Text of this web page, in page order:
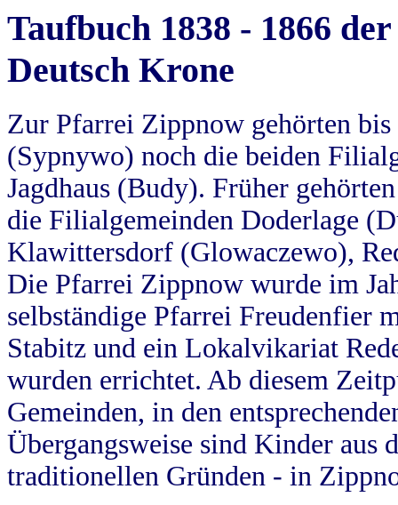
Taufbuch 1838 - 1866
Deutsch Krone
Zur Pfarrei Zippnow gehörten
(Sypnywo) noch die beiden
Jagdhaus (Budy). Früher
die Filialgemeinden Doderlage
Klawittersdorf (Glowaczewo),
Die Pfarrei Zippnow wurde im
selbständige Pfarrei Freudenfier
Stabitz und ein Lokalvikariat
wurden errichtet. Ab diesem
Gemeinden, in den
Übergangsweise sind Kinder aus
traditionellen Gründen - in